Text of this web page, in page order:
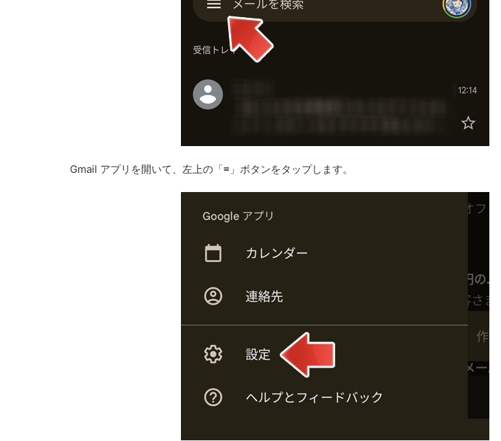
Gmail アプリを開いて、左上の「≡」ボタンをタップします。